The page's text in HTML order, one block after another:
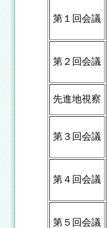
第１回会議
第２回会議
先進地視察
第３回会議
第４回会議
第５回会議